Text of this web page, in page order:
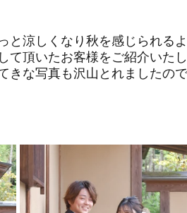
と涼しくなり秋を感じられる
て頂いたお客様をご紹介いたし
きな写真も沢山とれましたの